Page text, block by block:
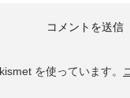
を使っています。